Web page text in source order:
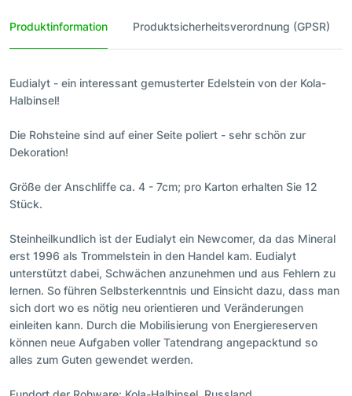
Produktinformation Produktsicherheitsverordnung (GPSR)
Eudialyt - ein interessant gemusterter Edelstein von der Kola-
Halbinsel!
Die Rohsteine sind auf einer Seite poliert - sehr schön zur
Dekoration!
Größe der Anschliffe ca. 4 - 7cm; pro Karton erhalten Sie 12
Stück.
Steinheilkundlich ist der Eudialyt ein Newcomer, da das Mineral
erst 1996 als Trommelstein in den Handel kam. Eudialyt
unterstützt dabei, Schwächen anzunehmen und aus Fehlern zu
lernen. So führen Selbsterkenntnis und Einsicht dazu, dass man
sich dort wo es nötig neu orientieren und Veränderungen
einleiten kann. Durch die Mobilisierung von Energiereserven
können neue Aufgaben voller Tatendrang angepacktund so
alles zum Guten gewendet werden.